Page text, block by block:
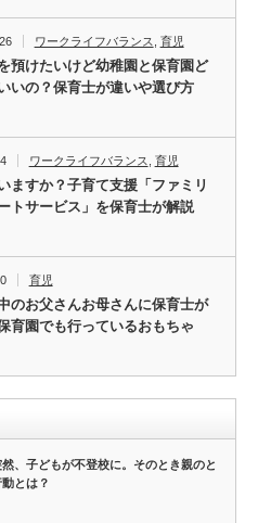
ワークライフバランス, 育児
預けたいけど幼稚園と保育園ど
いの？保育士が違いや選び方
ワークライフバランス, 育児
ますか？子育て支援「ファミリ
トサービス」を保育士が解説
育児
のお父さんお母さんに保育士が
育園でも行っているおもちゃ
、子どもが不登校に。そのとき親のと
とは？